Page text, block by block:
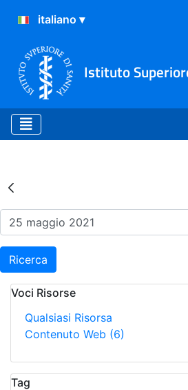
Istituto
Risultati della
Ricerca
Voci Risorse
Qualsiasi Risorsa
Contenuto Web (6)
Tag